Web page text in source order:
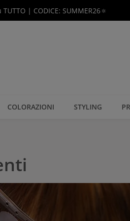
TUTTO | CODICE: SUMMER26🔅
COLORAZIONI STYLING